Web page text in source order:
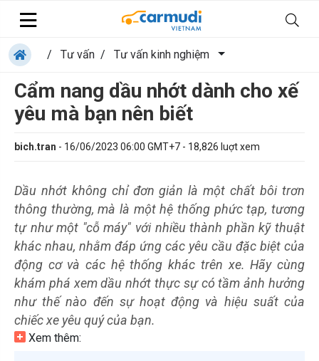
/ Tư vấn / Tư vấn kinh nghiệm
Cẩm nang dầu nhớt dành cho xế
yêu mà bạn nên biết
bich.tran - 16/06/2023 06:00 GMT+7 - 18,826 luợt xem
Dầu nhớt không chỉ đơn giản là một chất bôi trơn
thông thường, mà là một hệ thống phức tạp, tương
tự như một "cỗ máy" với nhiều thành phần kỹ thuật
khác nhau, nhằm đáp ứng các yêu cầu đặc biệt của
động cơ và các hệ thống khác trên xe. Hãy cùng
khám phá xem dầu nhớt thực sự có tầm ảnh hưởng
như thế nào đến sự hoạt động và hiệu suất của
chiếc xe yêu quý của bạn.
Xem thêm: